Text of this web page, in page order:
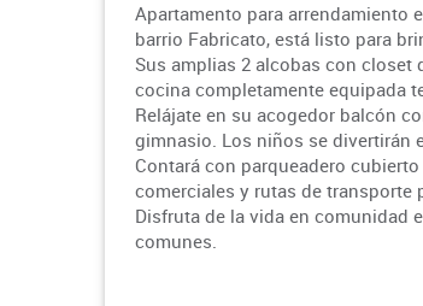
Apartamento para arrendamiento
barrio Fabricato, está listo para
Sus amplias 2 alcobas con closet
cocina completamente equipada
Relájate en su acogedor balcón
gimnasio. Los niños se divertirán
Contará con parqueadero
comerciales y rutas de transporte
Disfruta de la vida en comunidad
comunes.